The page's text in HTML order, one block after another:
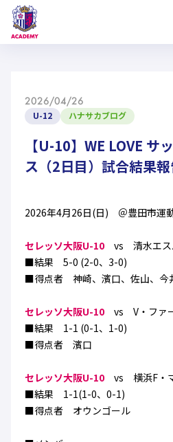
NEWS
西U-15
U-12
ガールズU-15
試合日程
MATCH
西U-15
ガールズU-15
PLAYERS
選手
U-18
U-12
SELECTION
アカデミー
フィロソフィー
ハナサカクラブ
セレッソ大阪
2026/04/26
U-12 ハナサカブログ
【U-10】WE LOVE サ
ス（2日目）試合結果
2026年4月26日(日) ＠豊田市運
セレッソ大阪U-10 vs 清水エス
■結果 5-0 (2-0、3-0)
■得点者 神崎、濱口、佐山、今
セレッソ大阪U-10
vs V・ファ
■結果 1-1 (0-1、1-0)
■得点者 濱口
セレッソ大阪U-10 vs 横浜F・
■結果 1-1(1-0、0-1)
■得点者 オウンゴール